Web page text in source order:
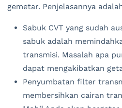
gemetar. Penjelasannya
Sabuk CVT yang sudah
sabuk adalah
transmisi. Masalah apa
dapat mengakibatkan
Penyumbatan filter
membersihkan cairan